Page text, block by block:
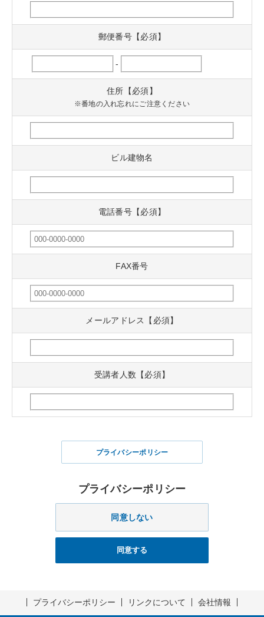
郵便番号【必須】
-
住所【必須】
※番地の入れ忘れにご注意ください
ビル建物名
電話番号【必須】
FAX番号
メールアドレス【必須】
受講者人数【必須】
プライバシーポリシー
プライバシーポリシー
同意しない
同意する
プライバシーポリシー リンクについて 会社情報